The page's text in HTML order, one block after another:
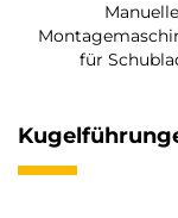
Manuelle
für